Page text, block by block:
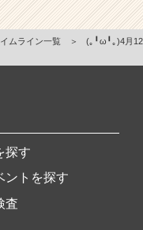
ムライン一覧 ＞
(｡╹ω╹｡)4月12
探す
ントを探す
査